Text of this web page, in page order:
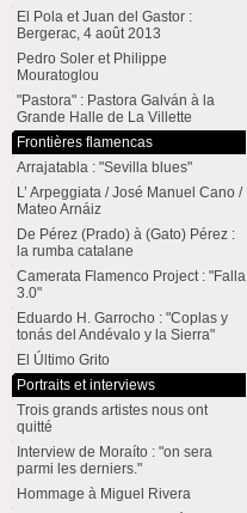
El Pola et Juan del Gastor :
Bergerac, 4 août 2013
Pedro Soler et Philippe
Mouratoglou
"Pastora" : Pastora Galván à la
Grande Halle de La Villette
Frontières flamencas
Arrajatabla : "Sevilla blues"
L’ Arpeggiata / José Manuel Cano /
Mateo Arnáiz
De Pérez (Prado) à (Gato) Pérez :
la rumba catalane
Camerata Flamenco Project : "Falla
3.0"
Eduardo H. Garrocho : "Coplas y
tonás del Andévalo y la Sierra"
El Último Grito
Portraits et interviews
Trois grands artistes nous ont
quitté
Interview de Moraíto : "on sera
parmi les derniers."
Hommage à Miguel Rivera